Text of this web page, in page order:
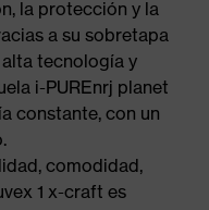
la protección y la
a su sobretapa
tecnología y
i-PUREnrj planet
constante, con un
comodidad,
1 x-craft es